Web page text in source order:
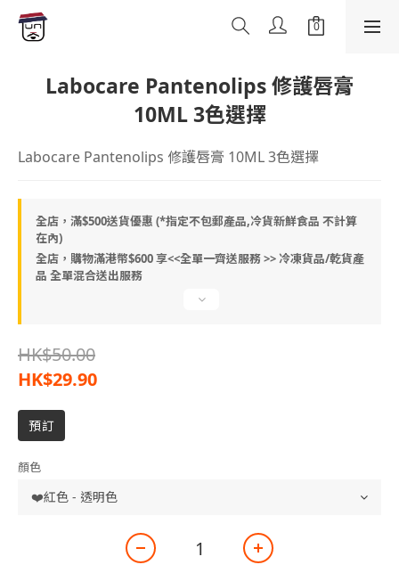
Labocare Pantenolips 修護唇膏
10ML 3色選擇
Labocare Pantenolips 修護唇膏 10ML 3色選擇
全店，滿$500送貨優惠 (*指定不包郵產品,冷貨新鮮食品 不計算
在內)
全店，購物滿港幣$600 享<<全單一齊送服務 >> 冷凍貨品/乾貨產
品 全單混合送出服務
HK$50.00
HK$29.90
預訂
顏色